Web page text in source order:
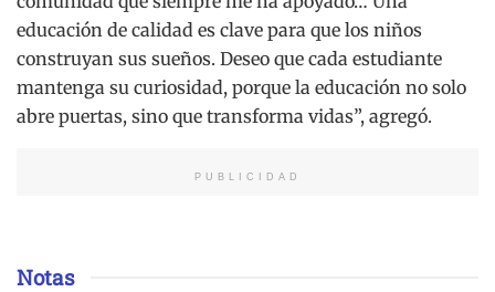
educación de calidad es clave para que los niños
construyan sus sueños. Deseo que cada estudiante
mantenga su curiosidad, porque la educación no solo
abre puertas, sino que transforma vidas”, agregó.
PUBLICIDAD
Notas